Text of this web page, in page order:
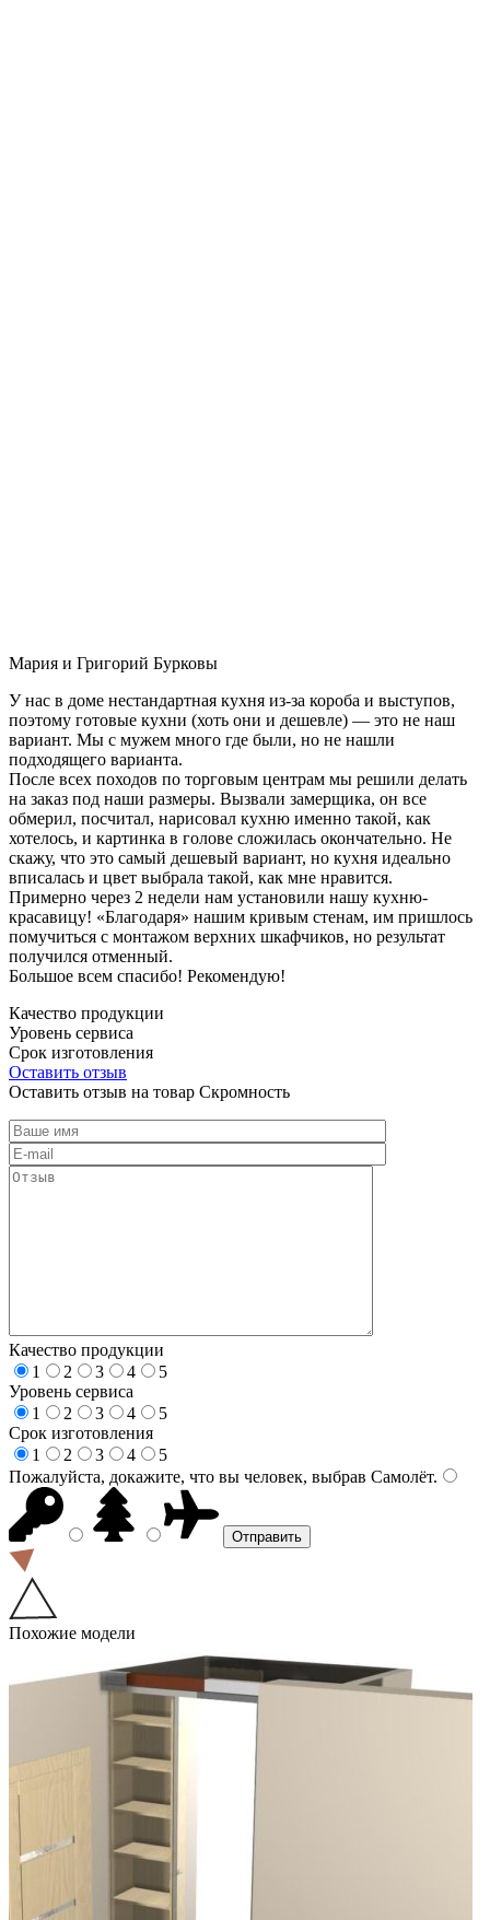
Мария и Григорий Бурковы
У нас в доме нестандартная кухня из-за короба и выступов,
поэтому готовые кухни (хоть они и дешевле) — это не наш
вариант. Мы с мужем много где были, но не нашли
подходящего варианта.
После всех походов по торговым центрам мы решили делать
на заказ под наши размеры. Вызвали замерщика, он все
обмерил, посчитал, нарисовал кухню именно такой, как
хотелось, и картинка в голове сложилась окончательно. Не
скажу, что это самый дешевый вариант, но кухня идеально
вписалась и цвет выбрала такой, как мне нравится.
Примерно через 2 недели нам установили нашу кухню-
красавицу! «Благодаря» нашим кривым стенам, им пришлось
помучиться с монтажом верхних шкафчиков, но результат
получился отменный.
Большое всем спасибо! Рекомендую!
Качество продукции
Уровень сервиса
Срок изготовления
Оставить отзыв
Оставить отзыв на товар Скромность
Качество продукции
1
2 3 4
5
Уровень сервиса
1
2 3 4
5
Срок изготовления
1
2 3 4
5
Пожалуйста, докажите, что вы человек, выбрав Самолёт.
Похожие модели